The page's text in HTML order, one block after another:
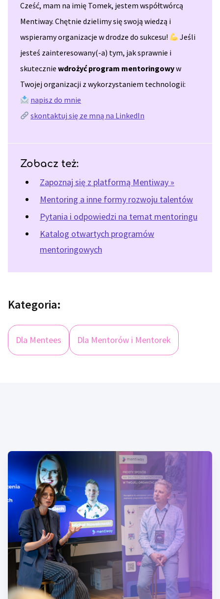
Cześć, mam na imię Tomek, jestem współtwórcą
Mentiway. Chętnie dzielimy się swoją wiedzą i
wspieramy organizacje w drodze do sukcesu!
Jeśli
jesteś zainteresowany(-a) tym, jak sprawnie i
skutecznie wdrożyć program mentoringowyw
Twojej organizacji z wykorzystaniem technologii:
napisz do mnie
skontaktuj się ze mną na LinkedIn
Zobacz też:
Zapoznaj się z platformą Mentiway »
Mentoring a inne formy rozwoju talentów
Pytania i odpowiedzi na temat mentoringu
Katalog otwartych programów
mentoringowych
Kategoria:
Dla Mentees Dla Mentorów i Mentorek